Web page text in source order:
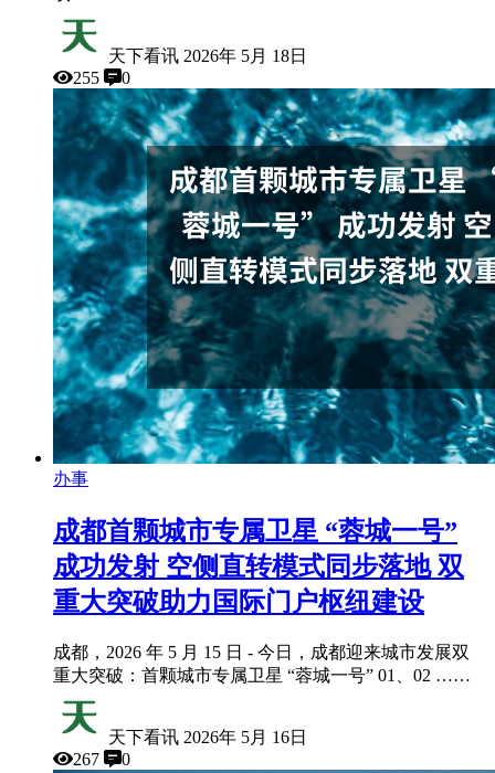
天下看讯 2026年 5月 18日
255
0
办事
成都首颗城市专属卫星 “蓉城一号”
成功发射 空侧直转模式同步落地 双
重大突破助力国际门户枢纽建设
成都，2026 年 5 月 15 日 - 今日，成都迎来城市发展双
重大突破：首颗城市专属卫星 “蓉城一号” 01、02 ……
天下看讯 2026年 5月 16日
267
0